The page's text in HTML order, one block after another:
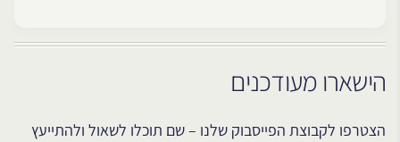
הישארו מעודכנים
הצטרפו לקבוצת הפייסבוק שלנו – שם תוכלו לשאול ולהתייעץ